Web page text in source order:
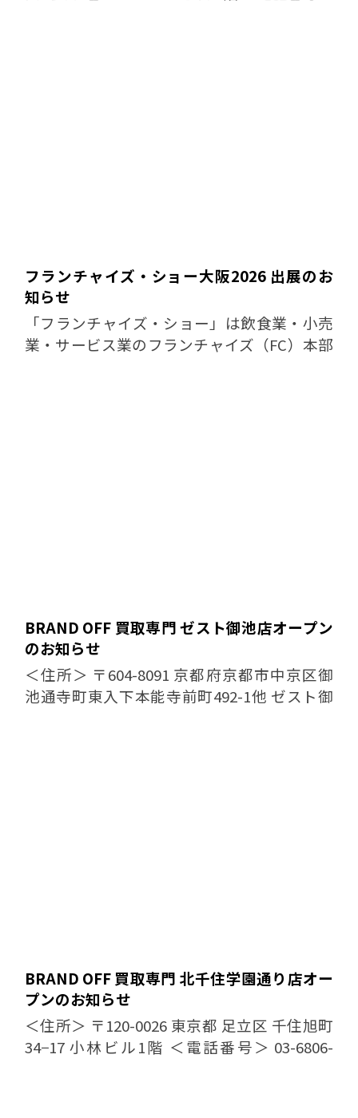
フランチャイズ・ショー大阪2026 出展のお
知らせ
「フランチャイズ・ショー」は飲食業・小売
業・サービス業のフランチャイズ（FC）本部
BRAND OFF 買取専門 ゼスト御池店オープン
のお知らせ
＜住所＞ 〒604-8091 京都府京都市中京区御
池通寺町東入下本能寺前町492-1他 ゼスト御
BRAND OFF 買取専門 北千住学園通り店オー
プンのお知らせ
＜住所＞ 〒120-0026 東京都 足立区 千住旭町
34−17 小林ビル1階 ＜電話番号＞ 03-6806-